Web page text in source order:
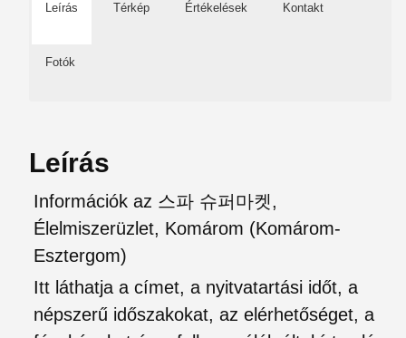
Leírás Térkép Értékelések Kontakt
Fotók
Leírás
Információk az 스파 슈퍼마켓,
Élelmiszerüzlet, Komárom (Komárom-
Esztergom)
Itt láthatja a címet, a nyitvatartási időt, a
népszerű időszakokat, az elérhetőséget, a